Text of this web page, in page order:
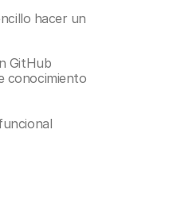
hacer un
GitHub
conocimiento